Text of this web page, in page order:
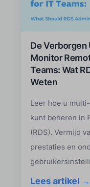
De
Monitor
Teams: Wat
Weten
Leer hoe u
kunt beheren in
(RDS). Vermijd
prestaties en
Lees artikel →